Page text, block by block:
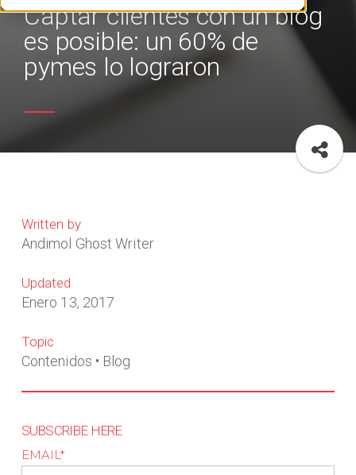
Captar clientes con un blog
es posible: un 60% de
pymes lo lograron
Written by
Andimol Ghost Writer
Updated
Enero 13, 2017
Topic
Contenidos • Blog
SUBSCRIBE HERE
EMAIL*